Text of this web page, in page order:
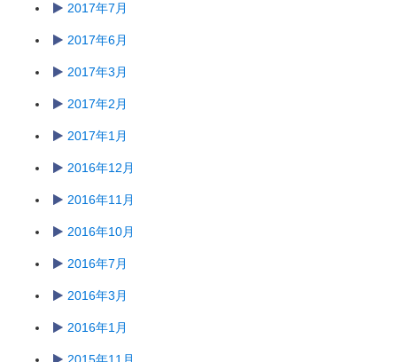
2017年7月
2017年6月
2017年3月
2017年2月
2017年1月
2016年12月
2016年11月
2016年10月
2016年7月
2016年3月
2016年1月